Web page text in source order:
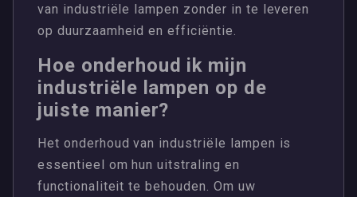
van industriële lampen zonder in te leveren
op duurzaamheid en efficiëntie.
Hoe onderhoud ik mijn
industriële lampen op de
juiste manier?
Het onderhoud van industriële lampen is
essentieel om hun uitstraling en
functionaliteit te behouden. Om uw